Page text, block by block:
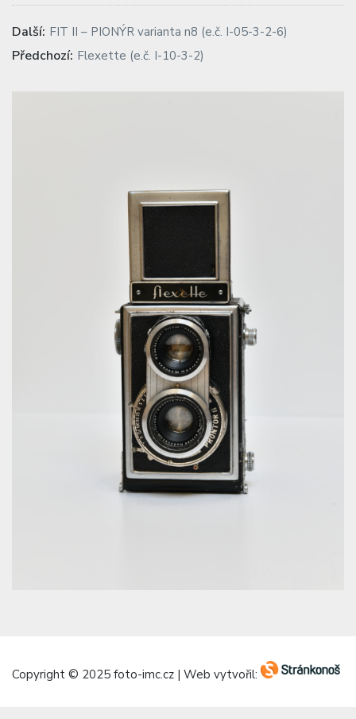
Navigace
pro
Další: Previous
post:
FIT II – PIONÝR varianta n8 (e.č. I-05-3-2-6)
Předchozí: Next
Flexette (e.č. I-10-3-2)
Copyright © 2025 foto-imc.cz | Web vytvořil: